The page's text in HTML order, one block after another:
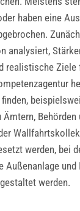
haben eine
analysiert,
realistische
Ämtern,
werden, bei
Außenanlage
werden.